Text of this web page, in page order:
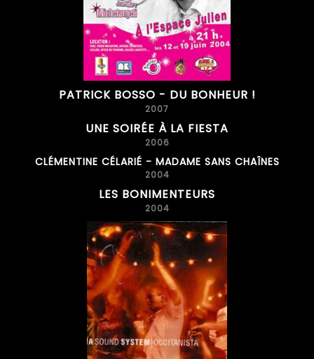
PATRICK BOSSO - DU BONHEUR !
2007
UNE SOIRÉE À LA FIESTA
2006
CLÉMENTINE CÉLARIÉ - MADAME SANS CHAÎNES
2004
LES BONIMENTEURS
2004